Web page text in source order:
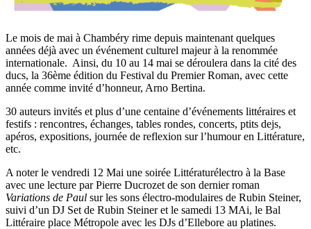
Le mois de mai à Chambéry rime depuis maintenant quelques
années déjà avec un événement culturel majeur à la renommée
internationale. Ainsi, du 10 au 14 mai se déroulera dans la cité des
ducs, la 36ème édition du Festival du Premier Roman, avec cette
année comme invité d’honneur, Arno Bertina.
30 auteurs invités et plus d’une centaine d’événements littéraires et
festifs : rencontres, échanges, tables rondes, concerts, ptits dejs,
apéros, expositions, journée de reflexion sur l’humour en Littérature,
etc.
A noter le vendredi 12 Mai une soirée Littératurélectro à la Base
avec une lecture par Pierre Ducrozet de son dernier roman
Variations de Paul sur les sons électro-modulaires de Rubin Steiner,
suivi d’un DJ Set de Rubin Steiner et le samedi 13 MAi, le Bal
Littéraire place Métropole avec les DJs d’Ellebore au platines.